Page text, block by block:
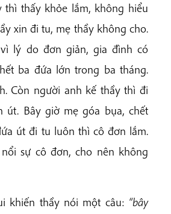
thì thấy khỏe lắm, không hiểu
xin đi tu, mẹ thầy không cho.
lý do đơn giản, gia đình có
ba đứa lớn trong ba tháng.
Còn người anh kế thầy thì đi
út. Bây giờ mẹ góa bụa, chết
út đi tu luôn thì cô đơn lắm.
sự cô đơn, cho nên không
khiến thầy nói một câu: “bây